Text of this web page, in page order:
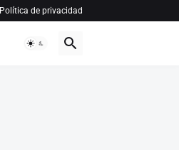
Política de privacidad